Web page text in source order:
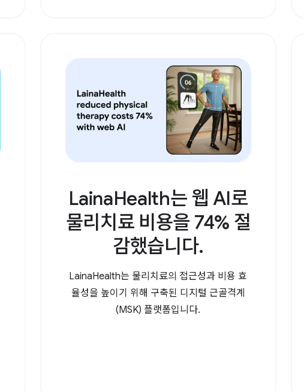
LainaHealth는 웹 AI로
물리치료 비용을 74% 절
감했습니다.
LainaHealth는 물리치료의 접근성과 비용 효
율성을 높이기 위해 구축된 디지털 근골격계
(MSK) 플랫폼입니다.